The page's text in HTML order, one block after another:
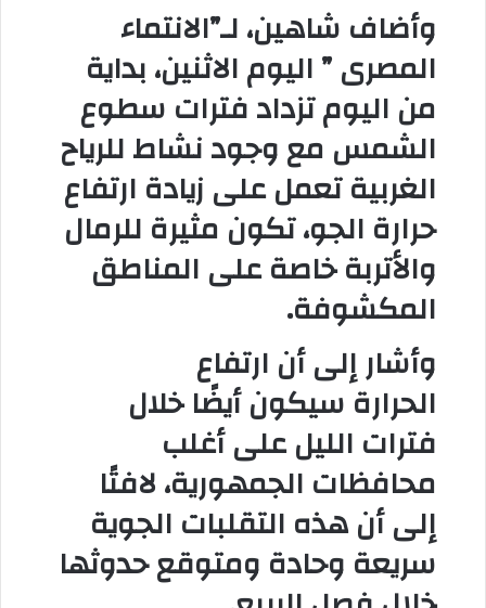
وأضاف شاهين، لـ”الانتماء
المصرى ” اليوم الاثنين، بداية
من اليوم تزداد فترات سطوع
الشمس مع وجود نشاط للرياح
الغربية تعمل على زيادة ارتفاع
حرارة الجو، تكون مثيرة للرمال
والأتربة خاصة على المناطق
المكشوفة.
وأشار إلى أن ارتفاع
الحرارة سيكون أيضًا خلال
فترات الليل على أغلب
محافظات الجمهورية، لافتًا
إلى أن هذه التقلبات الجوية
سريعة وحادة ومتوقع حدوثها